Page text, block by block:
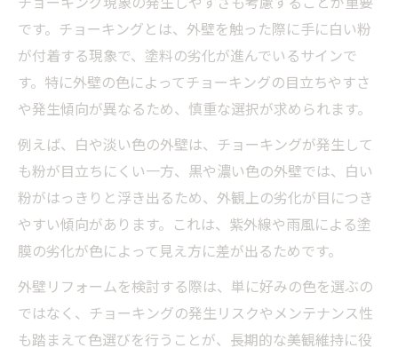
です。チョーキングとは、外壁を触った際に手に白い粉
が付着する現象で、塗料の劣化が進んでいるサインで
す。特に外壁の色によってチョーキングの目立ちやすさ
や発生傾向が異なるため、慎重な選択が求められます。
例えば、白や淡い色の外壁は、チョーキングが発生して
も粉が目立ちにくい一方、黒や濃い色の外壁では、白い
粉がはっきりと浮き出るため、外観上の劣化が目につき
やすい傾向があります。これは、紫外線や雨風による塗
膜の劣化が色によって見え方に差が出るためです。
外壁リフォームを検討する際は、単に好みの色を選ぶの
ではなく、チョーキングの発生リスクやメンテナンス性
も踏まえて色選びを行うことが、長期的な美観維持に役